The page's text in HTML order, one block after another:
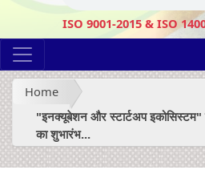
ISO 9001-2015 & ISO
Home
"इनक्यूबेशन और स्टार्टअप इकोसिस्टम"
का शुभारंभ...